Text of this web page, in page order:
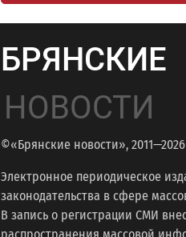
БРЯНСКИЕ
НОВОСТИ
©«Брянские новости», 2011—2026
Электронное периодическое
законодательства в сфере
В запись о регистрации СМИ